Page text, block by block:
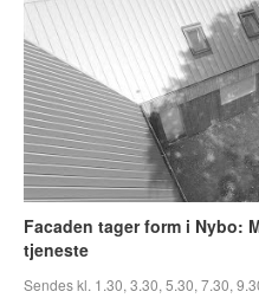
Facaden tager form i Nybo:
tjeneste
Sendes kl. 1.30, 3.30, 5.30, 7.30,